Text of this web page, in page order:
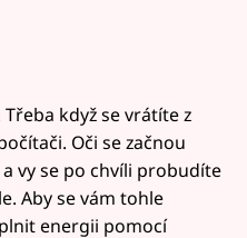
když se vrátíte z
Oči se začnou
vy se po chvíli probudíte
Aby se vám tohle
energii pomocí